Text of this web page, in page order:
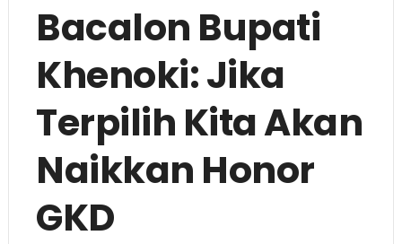
Bacalon Bupati
Khenoki: Jika
Terpilih Kita Akan
Naikkan Honor
GKD